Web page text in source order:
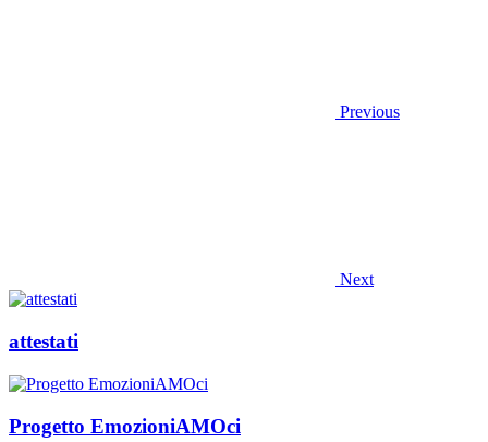
Previous
Next
attestati
Progetto EmozioniAMOci